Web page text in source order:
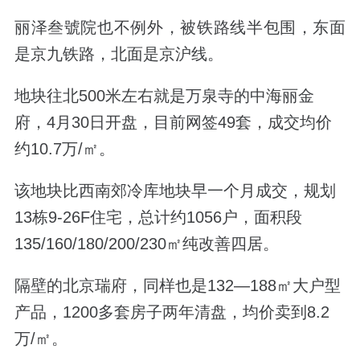
丽泽叁號院也不例外，被铁路线半包围，东面
是京九铁路，北面是京沪线。
地块往北500米左右就是万泉寺的中海丽金
府，4月30日开盘，目前网签49套，成交均价
约10.7万/㎡ 。
该地块比西南郊冷库地块早一个月成交，规划
13栋9-26F住宅，总计约1056户，面积段
135/160/180/200/230㎡纯改善四居。
隔壁的北京瑞府，同样也是132—188㎡大户型
产品，1200多套房子两年清盘，均价卖到8.2
万/㎡。